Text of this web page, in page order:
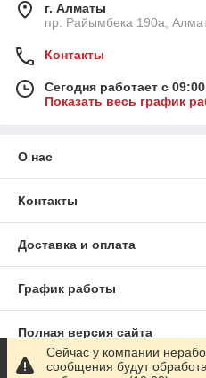
г. Алматы
пр. Райымбека 190а,
Контакты
Сегодня работает с
Показать весь график
О нас
Контакты
Доставка и оплата
График работы
Полная версия сайта
Сейчас у компании
сообщения будут